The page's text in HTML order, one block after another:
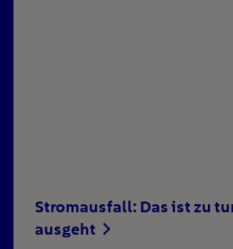
Stromausfall: Das ist zu
ausgeht